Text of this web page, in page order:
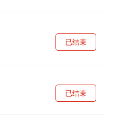
已结束
已结束